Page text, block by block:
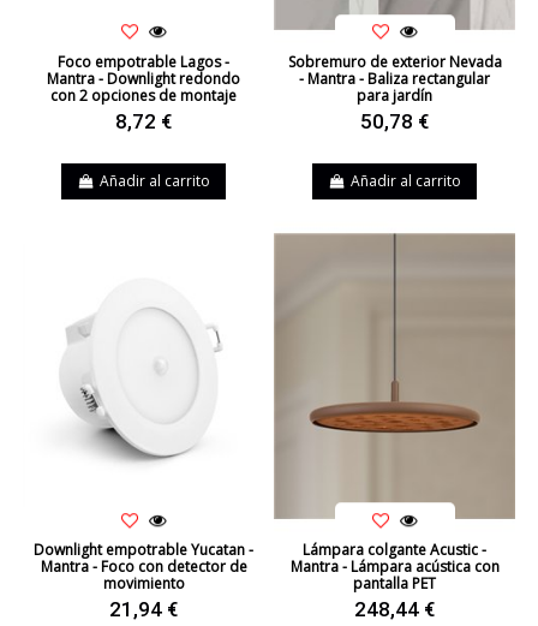
Foco empotrable Lagos -
Mantra - Downlight redondo
con 2 opciones de montaje
8,72 €
Añadir al carrito
Sobremuro de exterior Nevada
- Mantra - Baliza rectangular
para jardín
50,78 €
Añadir al carrito
Downlight empotrable Yucatan -
Mantra - Foco con detector de
movimiento
21,94 €
Lámpara colgante Acustic -
Mantra - Lámpara acústica con
pantalla PET
248,44 €